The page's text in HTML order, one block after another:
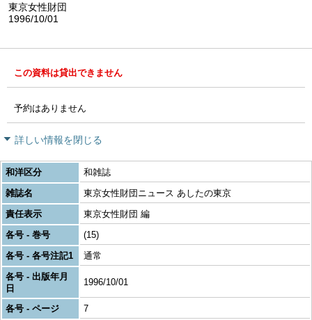
東京女性財団
1996/10/01
この資料は貸出できません
予約はありません
詳しい情報を閉じる
和洋区分
和雑誌
雑誌名
東京女性財団ニュース あしたの東京
責任表示
東京女性財団 編
各号 - 巻号
(15)
各号 - 各号注記1
通常
各号 - 出版年月
日
1996/10/01
各号 - ページ
7